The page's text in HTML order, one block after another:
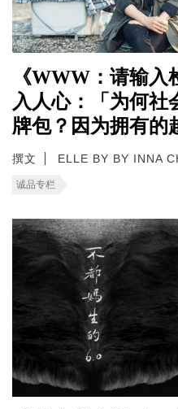
《WWW：请输
入人心：「为何社
牌包？因为拥有的
撰文 ELLE BY BY INNA
诚品专栏